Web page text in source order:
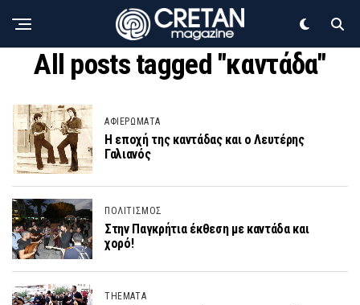
All posts tagged "καντάδα"
ΑΦΙΕΡΩΜΑΤΑ
Η εποχή της καντάδας και ο Λευτέρης
Γαλιανός
ΠΟΛΙΤΙΣΜΟΣ
Στην Παγκρήτια έκθεση με καντάδα και
χορό!
THEMATA